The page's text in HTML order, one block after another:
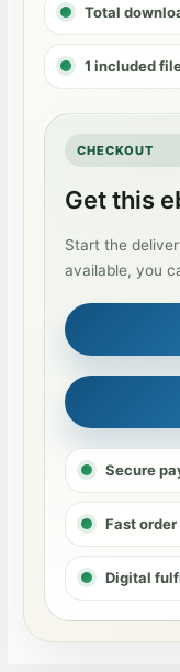
Total
1 included
CHECKOUT
Get this
Start the
available, you
Secure
Fast
Digital